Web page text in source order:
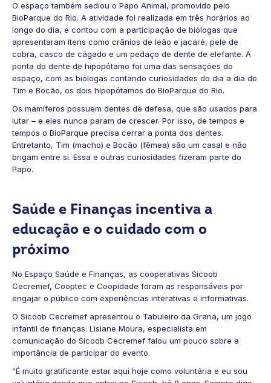
O espaço também sediou o Papo Animal, promovido pelo
BioParque do Rio. A atividade foi realizada em três horários ao
longo do dia, e contou com a participação de biólogas que
apresentaram itens como crânios de leão e jacaré, pele de
cobra, casco de cágado e um pedaço de dente de elefante. A
ponta do dente de hipopótamo foi uma das sensações do
espaço, com as biólogas contando curiosidades do dia a dia de
Tim e Bocão, os dois hipopótamos do BioParque do Rio.
Os mamíferos possuem dentes de defesa, que são usados para
lutar – e eles nunca param de crescer. Por isso, de tempos e
tempos o BioParque precisa cerrar a ponta dos dentes.
Entretanto, Tim (macho) e Bocão (fêmea) são um casal e não
brigam entre si. Essa e outras curiosidades fizeram parte do
Papo.
Saúde e Finanças incentiva a
educação e o cuidado com o
próximo
No Espaço Saúde e Finanças, as cooperativas Sicoob
Cecremef, Cooptec e Coopidade foram as responsáveis por
engajar o público com experiências interativas e informativas.
O Sicoob Cecremef apresentou o Tabuleiro da Grana, um jogo
infantil de finanças. Lisiane Moura, especialista em
comunicação do Sicoob Cecremef falou um pouco sobre a
importância de participar do evento.
“É muito gratificante estar aqui hoje como voluntária e eu sou